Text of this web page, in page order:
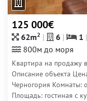
125 000€
62m2 6 1
800м до моря
Квартира на продажу
Описание объекта
Черногория Комнаты:
Площадь: гостиная с